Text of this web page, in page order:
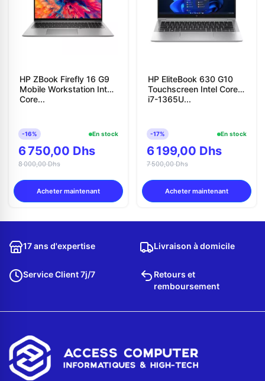
HP ZBook Firefly 16 G9
Mobile Workstation Intel
Core...
-16% En stock
6 750,00 Dhs
8 000,00 Dhs
Acheter maintenant
HP EliteBook 630 G10
Touchscreen Intel Core
i7-1365U...
-17% En stock
6 199,00 Dhs
7 500,00 Dhs
Acheter maintenant
17 ans d'expertise Livraison à domicile
Service Client 7j/7
Retours et
remboursement